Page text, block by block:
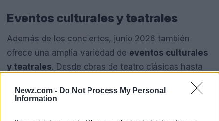
Newz.com - Do Not Process My Personal
Information
Eventos culturales y teatrales
Además de los conciertos, junio 2026 también
ofrece una amplia variedad de eventos culturales
y teatrales. Desde obras de teatro clásicas hasta
espectáculos innovadores, hay algo para todos los
amantes del arte. Algunos de los eventos más